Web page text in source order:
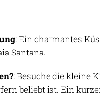
: Ein charmantes
Santana.
: Besuche die kleine
beliebt ist. Ein